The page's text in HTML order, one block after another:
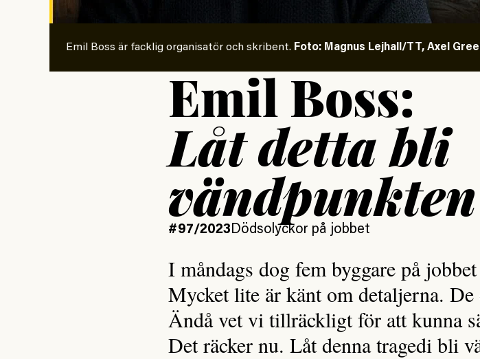
Emil Boss är facklig organisatör och skribent. Foto: Magnus Lejhall/TT, Axel
Emil Boss:
Låt detta bli
vändpunkten
#97/2023Dödsolyckor på jobbet
I måndags dog fem byggare på
Mycket lite är känt om detaljerna.
Ändå vet vi tillräckligt för att kunna
Det räcker nu. Låt denna tragedi bli